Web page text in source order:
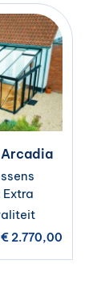
Arcadia
€ 2.770,00